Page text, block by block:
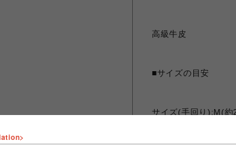
高級牛皮
■サイズの目安
サイズ(手回り):M(